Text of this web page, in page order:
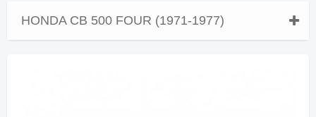
HONDA CB 500 FOUR (1971-1977)